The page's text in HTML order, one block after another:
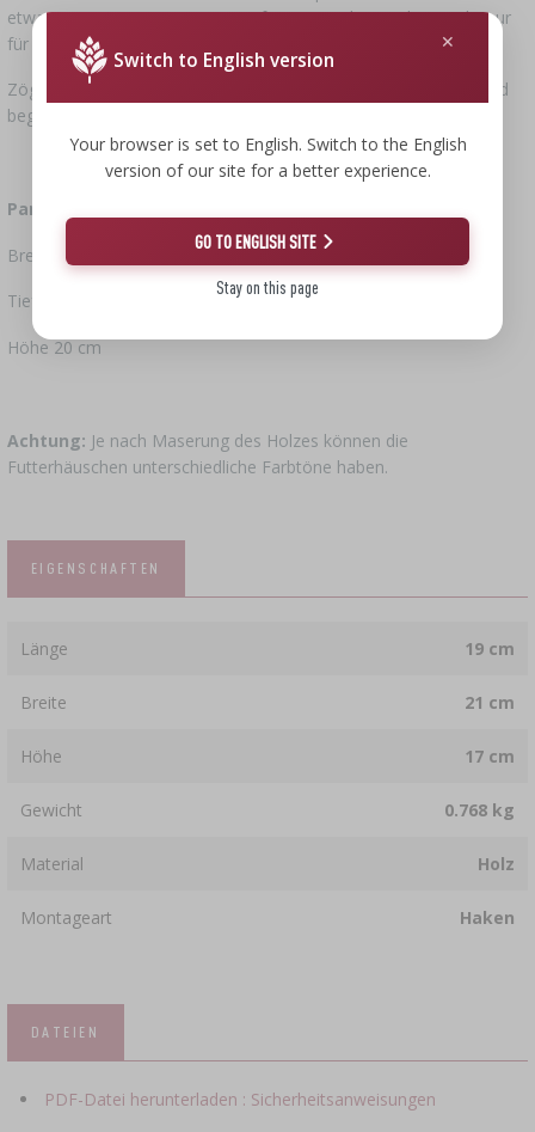
etwas Gutes zu tun. Das ist eine faszinierende Tätigkeit, nicht nur
für Kinder, sondern auch für Erwachsene.
Zögern Sie nicht! Entscheiden Sie sich für ein Futterhäuschen und
beginnen Sie, Vögel zu füttern!
Parameter des Futterhäuschens
Breite 17,5 cm
Tiefe 21 cm
Höhe 20 cm
Achtung: Je nach Maserung des Holzes können die
Futterhäuschen unterschiedliche Farbtöne haben.
EIGENSCHAFTEN
Länge 19 cm
Breite 21 cm
Höhe 17 cm
Gewicht 0.768 kg
Material Holz
Montageart Haken
DATEIEN
PDF-Datei herunterladen : Sicherheitsanweisungen
Switch to English version
Your browser is set to English. Switch to the English
version of our site for a better experience.
GO TO ENGLISH SITE
Stay on this page